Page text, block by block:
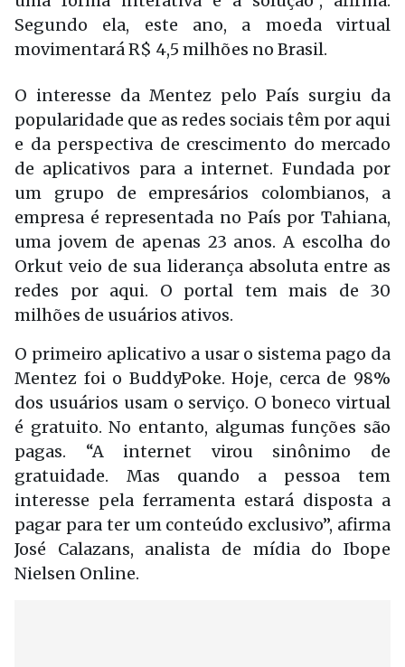
Segundo ela, este ano, a moeda virtual
movimentará R$ 4,5 milhões no Brasil.
O interesse da Mentez pelo País surgiu da
popularidade que as redes sociais têm por aqui
e da perspectiva de crescimento do mercado
de aplicativos para a internet. Fundada por
um grupo de empresários colombianos, a
empresa é representada no País por Tahiana,
uma jovem de apenas 23 anos. A escolha do
Orkut veio de sua liderança absoluta entre as
redes por aqui. O portal tem mais de 30
milhões de usuários ativos.
O primeiro aplicativo a usar o sistema pago da
Mentez foi o BuddyPoke. Hoje, cerca de 98%
dos usuários usam o serviço. O boneco virtual
é gratuito. No entanto, algumas funções são
pagas. “A internet virou sinônimo de
gratuidade. Mas quando a pessoa tem
interesse pela ferramenta estará disposta a
pagar para ter um conteúdo exclusivo”, afirma
José Calazans, analista de mídia do Ibope
Nielsen Online.